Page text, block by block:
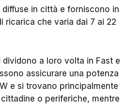
in città e forniscono in
ricarica che varia dai 7 ai 22
dividono a loro volta in Fast e
assicurare una potenza
e si trovano principalmente
o periferiche, mentre